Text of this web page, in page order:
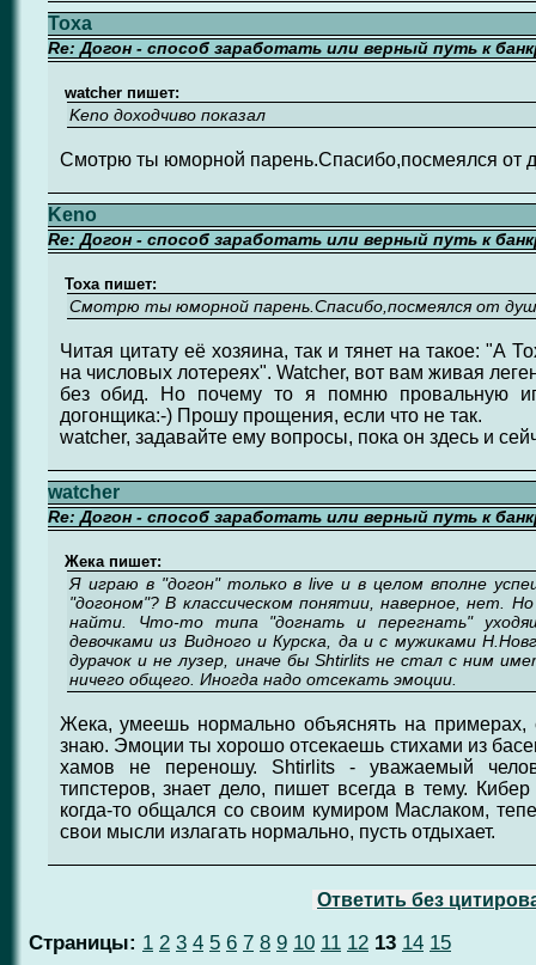
Toxa
Re: Догон - способ заработать или верный путь к
watcher пишет:
Keno доходчиво показал
Смотрю ты юморной парень.Спасибо,посмеялся от
Keno
Re: Догон - способ заработать или верный путь к
Toxa пишет:
Смотрю ты юморной парень.Спасибо,посмеялся от
Читая цитату её хозяина, так и тянет на такое: "А
на числовых лотереях". Watcher, вот вам живая
без обид. Но почему то я помню провальную
догонщика:-) Прошу прощения, если что не так.
watcher, задавайте ему вопросы, пока он здесь и
watcher
Re: Догон - способ заработать или верный путь к
Жека пишет:
Я играю в "догон" только в live и в целом вполне
"догоном"? В классическом понятии, наверное, нет.
найти. Что-то типа "догнать и перегнать"
девочками из Видного и Курска, да и с мужиками
дурачок и не лузер, иначе бы Shtirlits не стал с ним
ничего общего. Иногда надо отсекать эмоции.
Жека, умеешь нормально объяснять на примерах,
знаю. Эмоции ты хорошо отсекаешь стихами из
хамов не переношу. Shtirlits - уважаемый
типстеров, знает дело, пишет всегда в тему.
когда-то общался со своим кумиром Маслаком,
свои мысли излагать нормально, пусть отдыхает.
Ответить без
Страницы: 1 2 3 4 5 6 7 8 9 10 11 12 13 14 15